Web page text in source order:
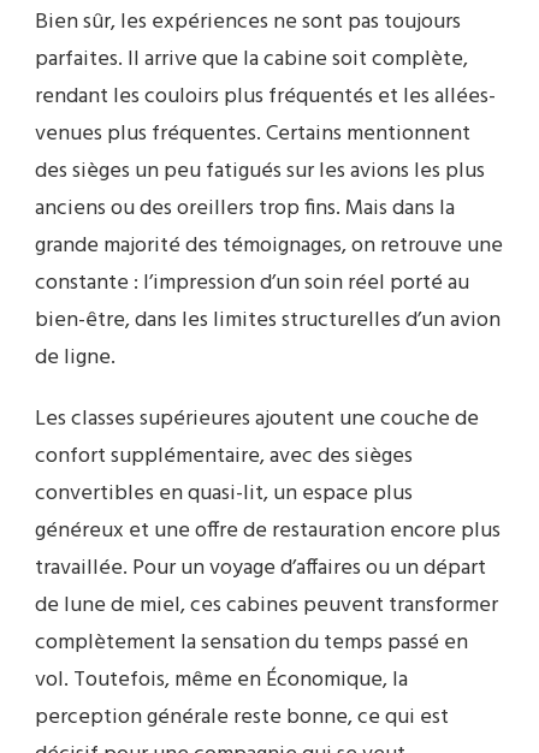
Bien sûr, les expériences ne sont pas toujours
parfaites. Il arrive que la cabine soit complète,
rendant les couloirs plus fréquentés et les allées-
venues plus fréquentes. Certains mentionnent
des sièges un peu fatigués sur les avions les plus
anciens ou des oreillers trop fins. Mais dans la
grande majorité des témoignages, on retrouve une
constante : l’impression d’un soin réel porté au
bien-être, dans les limites structurelles d’un avion
de ligne.
Les classes supérieures ajoutent une couche de
confort supplémentaire, avec des sièges
convertibles en quasi-lit, un espace plus
généreux et une offre de restauration encore plus
travaillée. Pour un voyage d’affaires ou un départ
de lune de miel, ces cabines peuvent transformer
complètement la sensation du temps passé en
vol. Toutefois, même en Économique, la
perception générale reste bonne, ce qui est